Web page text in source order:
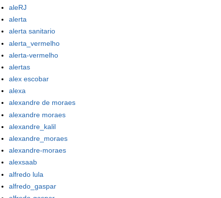
aleRJ
alerta
alerta sanitario
alerta_vermelho
alerta-vermelho
alertas
alex escobar
alexa
alexandre de moraes
alexandre moraes
alexandre_kalil
alexandre_moraes
alexandre-moraes
alexsaab
alfredo lula
alfredo_gaspar